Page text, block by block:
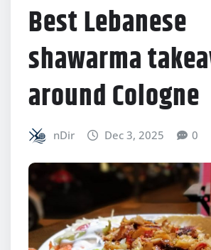
Best Lebanese
shawarma
around Cologne
nDir Dec 3, 2025 0